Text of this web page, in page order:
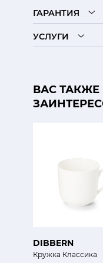
ГАРАНТИЯ
УСЛУГИ
ВАС
DIBBERN
Кружка Классика